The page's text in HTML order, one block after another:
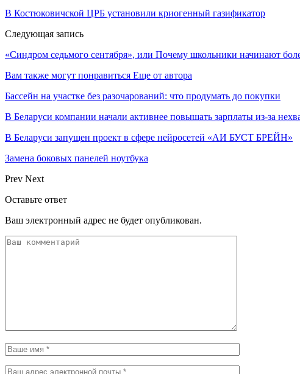
В Костюковичской ЦРБ установили криогенный газификатор
Следующая запись
«Синдром седьмого сентября», или Почему школьники начинают
Вам также могут понравиться Еще от автора
Бассейн на участке без разочарований: что продумать до покупки
В Беларуси компании начали активнее повышать зарплаты из-за
В Беларуси запущен проект в сфере нейросетей «АИ БУСТ БРЕЙН»
Замена боковых панелей ноутбука
Prev Next
Оставьте ответ
Ваш электронный адрес не будет опубликован.